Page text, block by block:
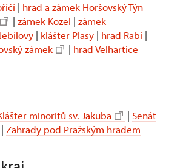
| hrad a zámek Horšovský Týn
| zámek Kozel | zámek
| klášter Plasy | hrad Rabí |
zámek | hrad Velhartice
minoritů sv. Jakuba | Senát
| Zahrady pod Pražským hradem